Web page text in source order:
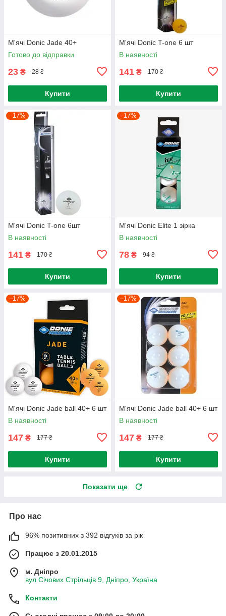
М'ячі Donic Jade 40+
Готово до відправки
23 ₴ 28 ₴
Купити
М'ячі Donic T-one 6 шт
В наявності
141 ₴ 170 ₴
Купити
–17%
М'ячі Donic T-one 6шт
В наявності
141 ₴ 170 ₴
Купити
–17%
М'ячі Donic Elite 1 зірка
В наявності
78 ₴ 94 ₴
Купити
–17%
М'ячі Donic Jade ball 40+ 6 шт
В наявності
147 ₴ 177 ₴
Купити
–17%
М'ячі Donic Jade ball 40+ 6 шт
В наявності
147 ₴ 177 ₴
Купити
Показати ще
Про нас
96% позитивних з 392 відгуків за рік
Працює з 20.01.2015
м. Дніпро
вул Січових Стрільців 9, Дніпро, Україна
Контакти